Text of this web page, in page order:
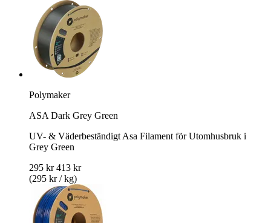
Polymaker
ASA Dark Grey Green
UV- & Väderbeständigt Asa Filament för Utomhusbruk i
Grey Green
295 kr 413 kr
(295 kr / kg)